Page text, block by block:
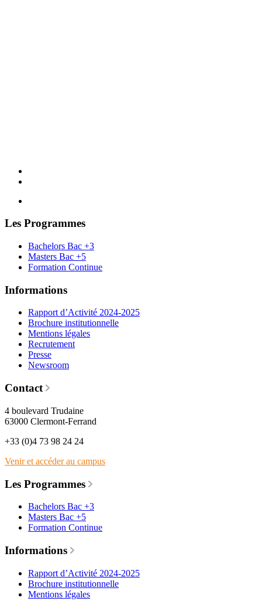
Les Programmes
Bachelors Bac +3
Masters Bac +5
Formation Continue
Informations
Rapport d’Activité 2024-2025
Brochure institutionnelle
Mentions légales
Recrutement
Presse
Newsroom
Contact
4 boulevard Trudaine
63000 Clermont-Ferrand
+33 (0)4 73 98 24 24
Venir et accéder au campus
Les Programmes
Bachelors Bac +3
Masters Bac +5
Formation Continue
Informations
Rapport d’Activité 2024-2025
Brochure institutionnelle
Mentions légales